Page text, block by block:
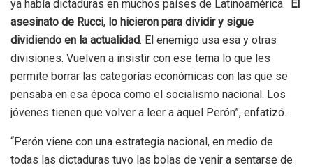
ya había dictaduras en muchos países de Latinoamérica. El
asesinato de Rucci, lo hicieron para dividir y sigue
dividiendo en la actualidad. El enemigo usa esa y otras
divisiones. Vuelven a insistir con ese tema lo que les
permite borrar las categorías económicas con las que se
pensaba en esa época como el socialismo nacional. Los
jóvenes tienen que volver a leer a aquel Perón”, enfatizó.
“Perón viene con una estrategia nacional, en medio de
todas las dictaduras tuvo las bolas de venir a sentarse de